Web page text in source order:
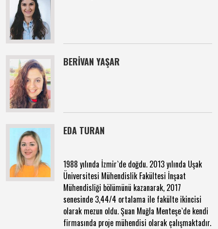
BERİVAN YAŞAR
EDA TURAN
1988 yılında İzmir`de doğdu. 2013 yılında Uşak
Üniversitesi Mühendislik Fakültesi İnşaat
Mühendisliği bölümünü kazanarak, 2017
senesinde 3,44/4 ortalama ile fakülte ikincisi
olarak mezun oldu. Şuan Muğla Menteşe`de kendi
firmasında proje mühendisi olarak çalışmaktadır.